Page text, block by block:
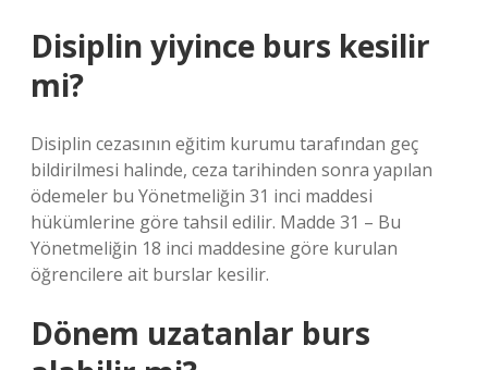
Disiplin yiyince burs kesilir
mi?
Disiplin cezasının eğitim kurumu tarafından geç
bildirilmesi halinde, ceza tarihinden sonra yapılan
ödemeler bu Yönetmeliğin 31 inci maddesi
hükümlerine göre tahsil edilir. Madde 31 – Bu
Yönetmeliğin 18 inci maddesine göre kurulan
öğrencilere ait burslar kesilir.
Dönem uzatanlar burs